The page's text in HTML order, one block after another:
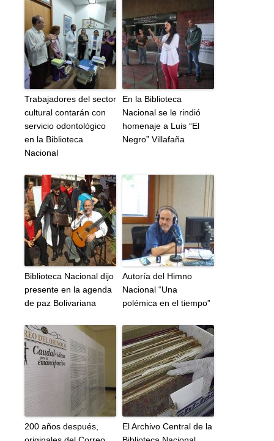
Trabajadores del sector
cultural contarán con
servicio odontológico
en la Biblioteca
Nacional
En la Biblioteca
Nacional se le rindió
homenaje a Luis “El
Negro” Villafaña
Biblioteca Nacional dijo
presente en la agenda
de paz Bolivariana
Autoría del Himno
Nacional “Una
polémica en el tiempo”
200 años después,
El Archivo Central de la